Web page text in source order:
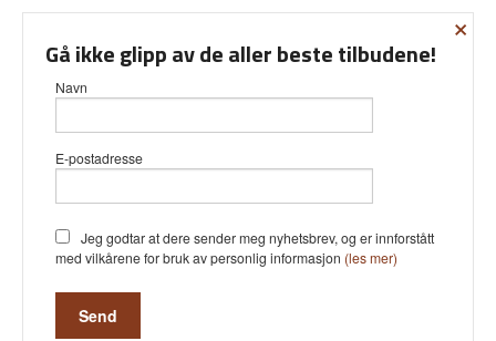
Vår nettbutikk bruker cookies slik at
bruker cookies hovedsaklig til å lagre
innloggingsdetaljer og huske hva du
Fortsett å bruke siden som normalt
×
Gå ikke glipp av de aller beste tilbudene!
Navn
E-postadresse
Jeg godtar at dere sender meg nyhetsbrev, og er innforstått
med vilkårene for bruk av personlig informasjon (les mer)